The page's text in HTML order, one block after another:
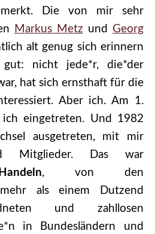
Die von mir sehr
Markus Metz und Georg
alt genug sich erinnern
nicht jede*r, die*der
hat sich ernsthaft für die
Aber ich. Am 1.
eingetreten. Und 1982
ausgetreten, mit mir
Mitglieder. Das war
, von den
mehr als einem Dutzend
und zahllosen
in Bundesländern und